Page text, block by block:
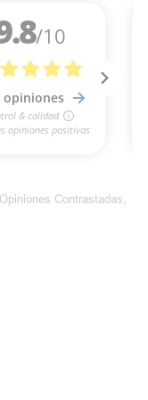
Contrastadas,